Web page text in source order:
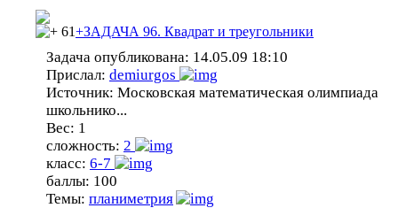
61+ЗАДАЧА 96. Квадрат и треугольники
Задача опубликована: 14.05.09 18:10
Прислал: demiurgos
Источник: Московская математическая олимпиада
школьнико...
Вес: 1
сложность: 2
класс: 6-7
баллы: 100
Темы: планиметрия